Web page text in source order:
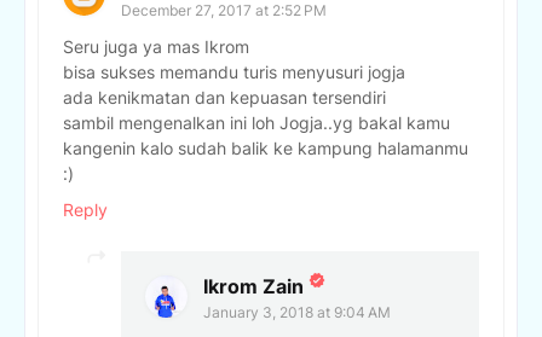
December 27, 2017 at 2:52 PM
Seru juga ya mas Ikrom
bisa sukses memandu turis menyusuri jogja
ada kenikmatan dan kepuasan tersendiri
sambil mengenalkan ini loh Jogja..yg bakal kamu
kangenin kalo sudah balik ke kampung halamanmu
:)
Reply
Ikrom Zain
January 3, 2018 at 9:04 AM